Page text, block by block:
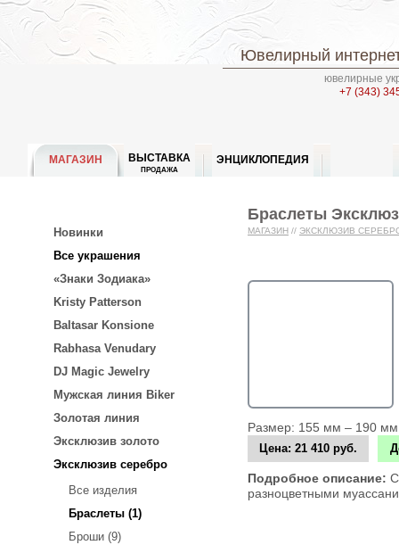
Ювелирный
ювелирные
+7 (343)
МАГАЗИН ВЫСТАВКА
ПРОДАЖА
ЭНЦИКЛОПЕДИЯ
Новинки
Все украшения
«Знаки Зодиака»
Kristy Patterson
Baltasar Konsione
Rabhasa Venudary
DJ Magic Jewelry
Мужская линия Biker
Золотая линия
Эксклюзив золото
Эксклюзив серебро
Все изделия
Браслеты (1)
Броши (9)
Браслеты
МАГАЗИН // ЭКСКЛЮЗИВ
Размер: 155 мм – 190 мм
Цена:21 410 руб.
Подробное описание:
разноцветными